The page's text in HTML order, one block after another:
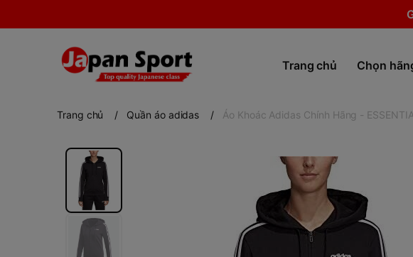
Trang chủ Chọn
Trang chủ / Quần áo adidas / Áo Khoác Adidas Chính Hãng -